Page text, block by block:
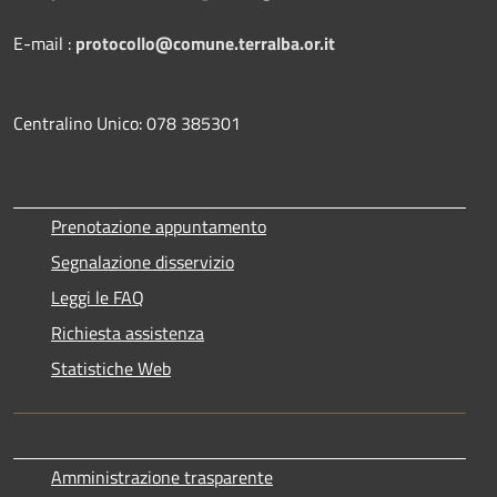
E-mail : protocollo@comune.terralba.or.it
Centralino Unico: 078 385301
Prenotazione appuntamento
Segnalazione disservizio
Leggi le FAQ
Richiesta assistenza
Statistiche Web
Amministrazione trasparente